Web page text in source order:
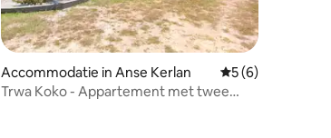
Accommodatie in Anse Kerlan Gemiddelde
5 (6)
Trwa Koko - Appartement met twee